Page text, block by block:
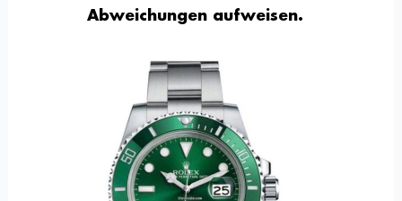
Abweichungen aufweisen.